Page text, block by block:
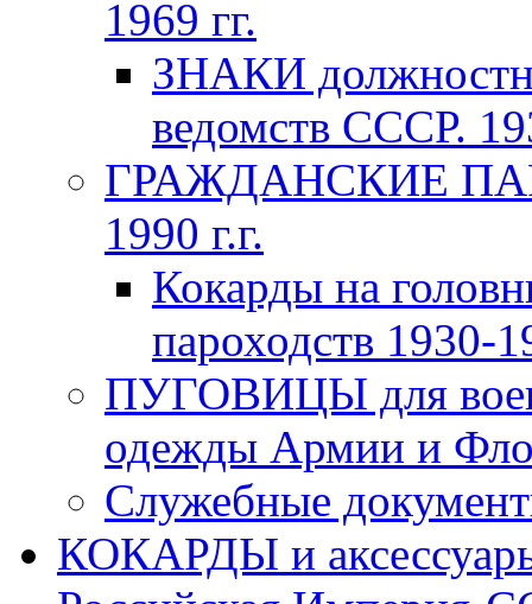
1969 гг.
ЗНАКИ
ведомств СССР.
ГРАЖДАНСКИЕ
1990 г.г.
Кокарды на
пароходств 1930-
ПУГОВИЦЫ для
одежды Армии и
Служебные
КОКАРДЫ и